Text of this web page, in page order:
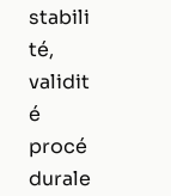
stabili
té,
validit
é
procé
durale